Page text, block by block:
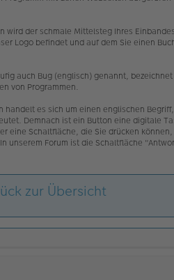
wird der schmale Mittelsteg Ihres
Logo befindet und auf dem Sie einen
auch Bug (englisch) genannt,
von Programmen.
handelt es sich um einen englischen
Demnach ist ein Button eine digitale
eine Schaltfläche, die Sie drücken
unserem Forum ist die Schaltfläche
zur Übersicht